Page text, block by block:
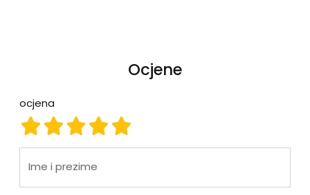
Ocjene
ocjena
ocjena 5
ocjena 4
ocjena 3
ocjena 2
ocjena 1
Ime i prezime